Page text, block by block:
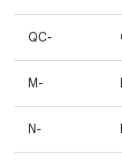
QC-
M-
N-